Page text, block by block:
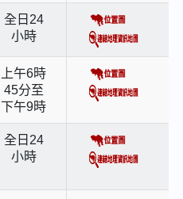
全日24
小時
上午6時
45分至
下午9時
全日24
小時